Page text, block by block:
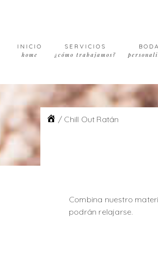
navigation
contentINICIO
home
SERVICIOS
¿cómo trabajamos?
/ Chill Out Ratán
Combina nuestro
podrán relajarse.